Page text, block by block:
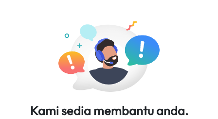
cemerlang, menjadikan kami rakan perjalanan yang
Kami sedia membantu anda.